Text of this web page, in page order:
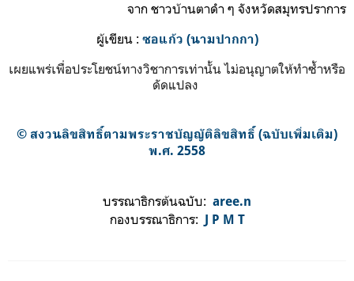
จาก ชาวบ้านตาดำ ๆ จังหวัดสมุทรปราการ
ผู้เขียน : ซอแก้ว (นามปากกา)
เผยแพร่เพื่อประโยชน์ทางวิชาการเท่านั้น ไม่อนุญาตให้ทำซ้ำหรือ
ดัดแปลง
© สงวนลิขสิทธิ์ตามพระราชบัญญัติลิขสิทธิ์ (ฉบับเพิ่มเติม)
พ.ศ. 2558
บรรณาธิกรต้นฉบับ: aree.n
กองบรรณาธิการ: J P M T